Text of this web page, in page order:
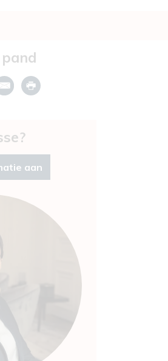
aan